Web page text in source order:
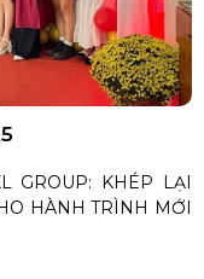
GROUP: KHÉP LẠI
HÀNH TRÌNH MỚI